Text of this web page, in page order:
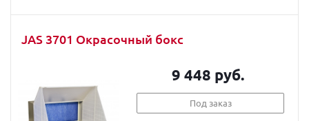
JAS 3701 Окрасочный бокс
9 448 руб.
Под заказ